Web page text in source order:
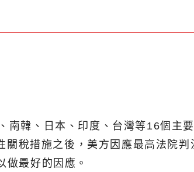
韓、日本、印度、台灣等16個主
稅措施之後，美方因應最高法院判
最好的因應。